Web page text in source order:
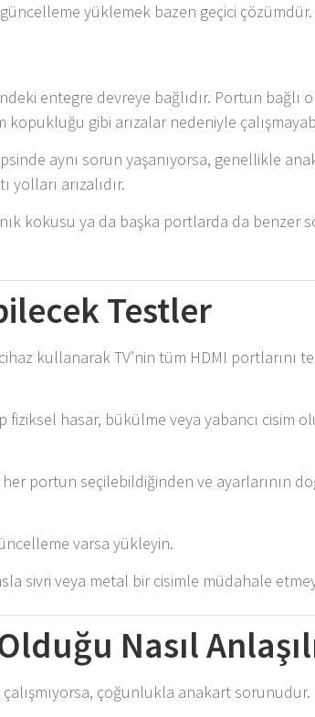
yüklemek bazen geçici çözümdür.
entegre devreye bağlıdır. Portun bağlı
kopukluğu gibi arızalar nedeniyle
aynı sorun yaşanıyorsa, genellikle
arızalıdır.
kokusu ya da başka portlarda da benzer
Testler
kullanarak TV’nin tüm HDMI portlarını
hasar, bükülme veya yabancı cisim
portun seçilebildiğinden ve ayarlarının
varsa yükleyin.
sivri veya metal bir cisimle müdahale
Nasıl
çoğunlukla anakart sorunudur.